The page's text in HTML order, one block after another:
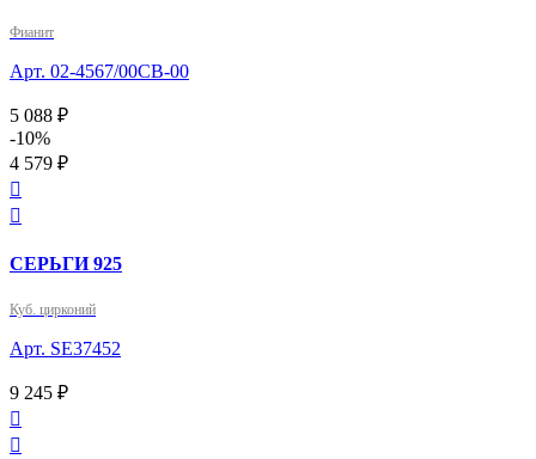
Фианит
Арт. 02-4567/00СВ-00
5 088 ₽
-10%
4 579 ₽


СЕРЬГИ 925
Куб. цирконий
Арт. SE37452
9 245 ₽

